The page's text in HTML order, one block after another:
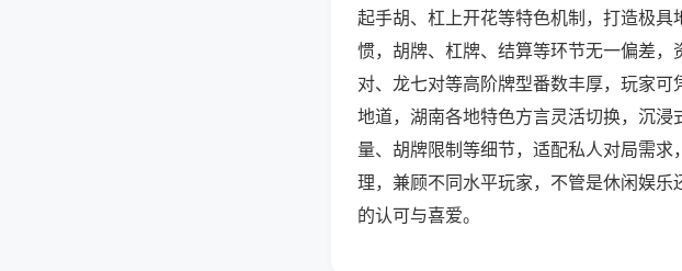
起手胡、杠上开花等特色机制，打造极
惯，胡牌、杠牌、结算等环节无一偏差
对、龙七对等高阶牌型番数丰厚，玩家
地道，湖南各地特色方言灵活切换，沉
量、胡牌限制等细节，适配私人对局需
理，兼顾不同水平玩家，不管是休闲娱
的认可与喜爱。